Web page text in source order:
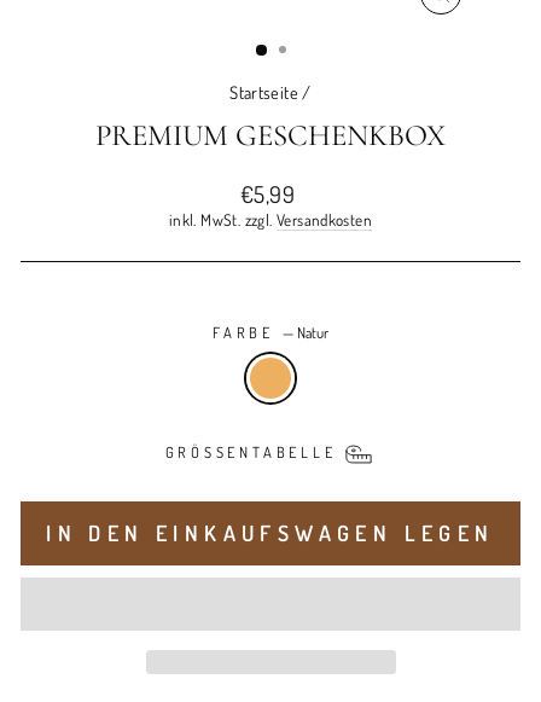
Startseite /
PREMIUM GESCHENKBOX
Normaler
Preis
€5,99
inkl. MwSt. zzgl. Versandkosten
FARBE — Natur
GRÖSSENTABELLE
IN DEN EINKAUFSWAGEN LEGEN